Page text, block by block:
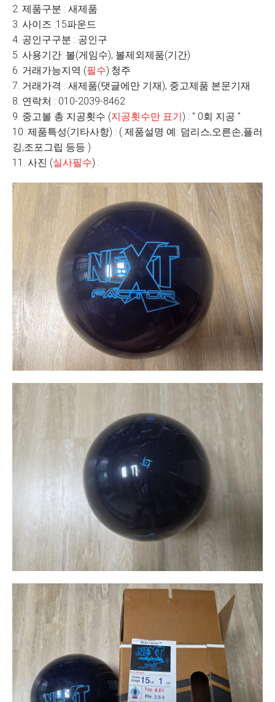
2. 제품구분 : 새제품
3. 사이즈 :15파운드
4. 공인구구분 : 공인구
5. 사용기간: 볼(게임수), 볼제외제품(기간)
6. 거래가능지역 (필수):청주
7. 거래가격 : 새제품(댓글에만 기재), 중고제품 본문기재
8. 연락처 : 010-2039-8462
9. 중고볼 총 지공횟수 (지공횟수만 표기) : " 0회 지공 "
10. 제품특성(기타사항) : ( 제품설명 예: 덤리스,오른손,플러
깅,조포그립 등등 )
11. 사진 (실사필수) :